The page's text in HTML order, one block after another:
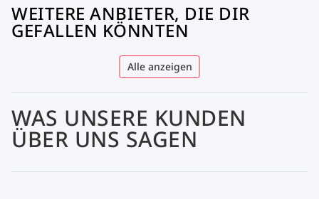
WEITERE ANBIETER, DIE DIR
GEFALLEN KÖNNTEN
Alle anzeigen
WAS UNSERE KUNDEN
ÜBER UNS SAGEN